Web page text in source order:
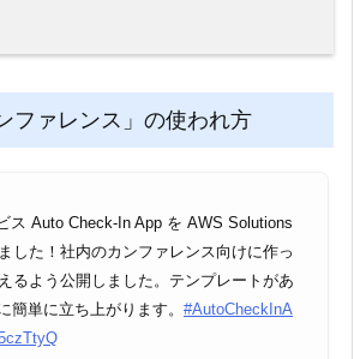
ファレンス」の使われ方
ス Auto Check-In App を AWS Solutions
した！社内のカンファレンス向けに作っ
るよう公開しました。テンプレートがあ
簡単に立ち上がります。 #AutoCheckInA